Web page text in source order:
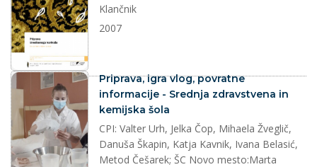
Klančnik
2007
splet
Priprava, igra vlog, povratne
informacije - Srednja zdravstvena in
kemijska šola
CPI: Valter Urh, Jelka Čop, Mihaela Žveglič,
Danuša Škapin, Katja Kavnik, Ivana Belasić,
Metod Češarek; ŠC Novo mesto:Marta